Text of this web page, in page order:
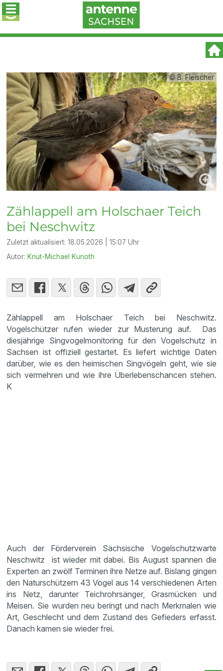
© B. Fleischer
Zählappell am Holschaer Teich
bei Neschwitz
Zuletzt aktualisiert:18.05.2026 | 15:07 Uhr
Autor: Knut-Michael Kunoth
Zählappell am Holschaer Teich bei Neschwitz.
Vogelschützer rufen wieder zur Musterung auf. Das
diesjährige Singvogelmonitoring für den Vogelschutz in
Sachsen ist offiziell gestartet. Es liefert wichtige Daten
darüber, wie es den heimischen Singvögeln geht, wie sie
sich vermehren und wie ihre Überlebenschancen stehen.
K
Auch der Förderverein Sächsische Vogelschutzwarte
Neschwitz ist wieder mit dabei. Bis August spannen die
Experten an zwölf Terminen ihre Netze auf. Bislang gingen
den Naturschützern 43 Vögel aus 14 verschiedenen Arten
ins Netz, darunter Teichrohrsänger, Grasmücken und
Meisen. Sie wurden neu beringt und nach Merkmalen wie
Art, Geschlecht und dem Zustand des Gefieders erfasst.
Danach kamen sie wieder frei.